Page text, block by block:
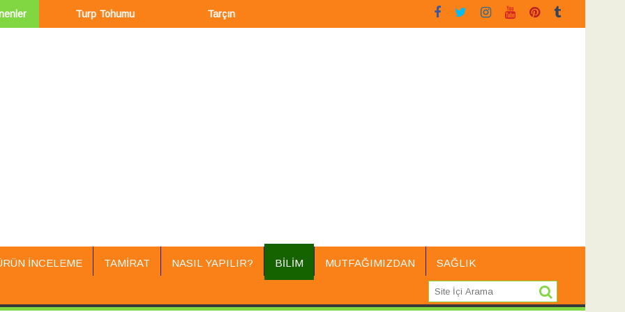
Turp Tohumu Siyah Üzüm Çekirdeği Sarı Kantaron
İNCELEME TAMIRAT NASIL YAPILIR? BILIM MUTFAĞIMIZDAN SAĞLIK